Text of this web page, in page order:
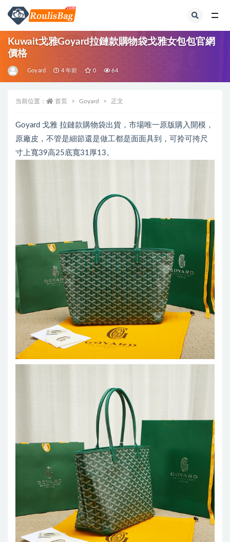
Kuwait戈雅Goyard拉鏈款購物袋戈雅女包包官網
價格
Goyard 4 年前 0 64
当前位置： 首页 Goyard 正文
Goyard 戈雅 拉鏈款購物袋出貨，市場唯一原版購入開模，
原廠皮，不管是細節還是做工都是面面具到，可拎可挎尺
寸上寬39高25底寬31厚13。